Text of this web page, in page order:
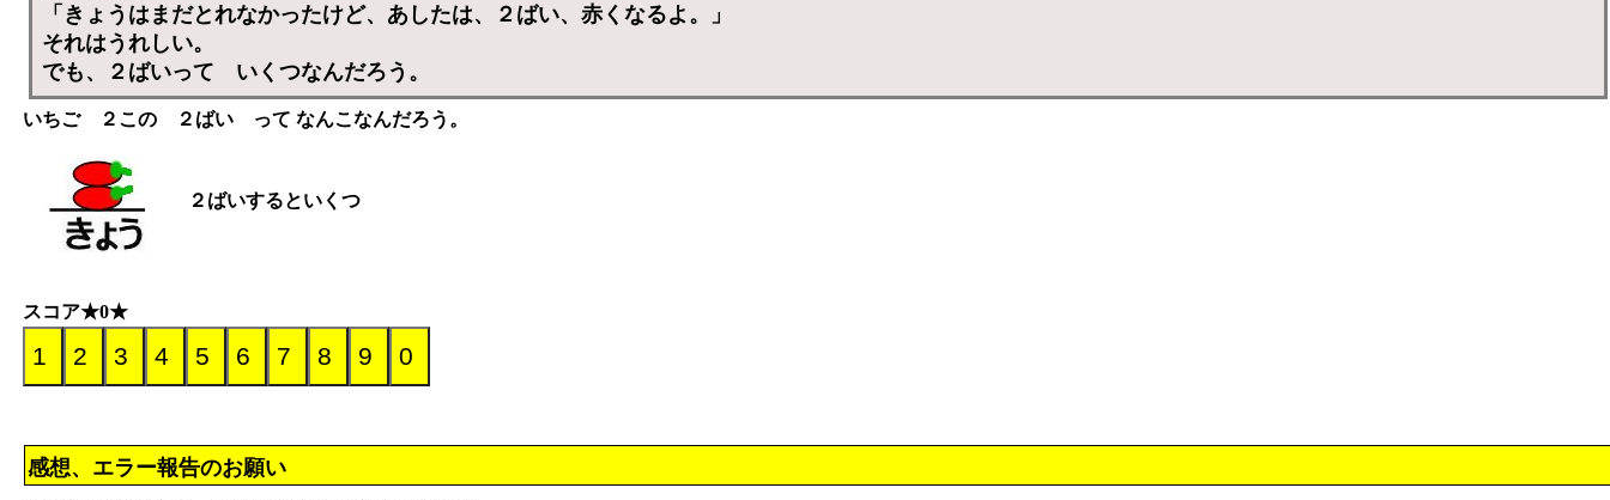
「きょうはまだとれなかったけど、あしたは、２ばい、赤くなるよ。」
それはうれしい。
でも、２ばいって いくつなんだろう。
いちご ２この ２ばい って なんこなんだろう。
２ばいするといくつ
スコア★0★
感想、エラー報告のお願い